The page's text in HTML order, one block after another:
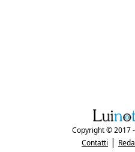
Copyright © 2017
Contatti |